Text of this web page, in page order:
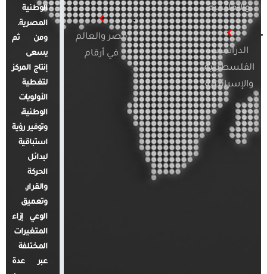
والإقليمية
الدراسات
الفلسطينية
والإسرائيلية
مصر والعالم
في أرقام
الوطنية
المصرية.
ومن ثم
يسعى
إنتاج المركز
لتغطية
الأولويات
الوطنية،
وتوفير رؤية
استباقية
لبدائل
الحركة
والقرار.
وتعميق
الوعي إزاء
المتغيرات
المختلفة
عبر عدة